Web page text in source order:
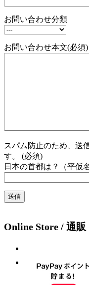
お問い合わせ分類
お問い合わせ本文(必須)
スパム防止のため、送
す。 (必須)
日本の首都は？（平仮
Online Store / 通販